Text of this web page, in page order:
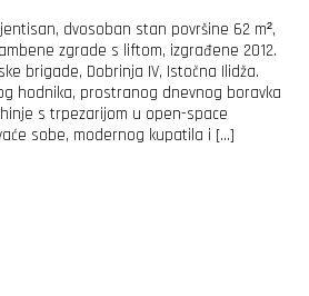
dvosoban stan površine 62 m²,
zgrade s liftom, izgrađene 2012.
brigade, Dobrinja IV, Istočna Ilidža.
hodnika, prostranog dnevnog boravka
s trpezarijom u open-space
sobe, modernog kupatila i […]